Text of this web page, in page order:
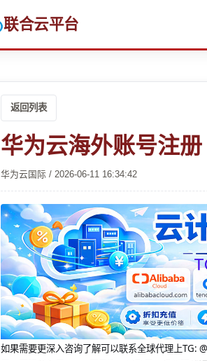
联合云平台
返回列表
华为云海外账号注
华为云国际 / 2026-06-11 16:34:42
如果需要更深入咨询了解可以联系全球代理上TG: